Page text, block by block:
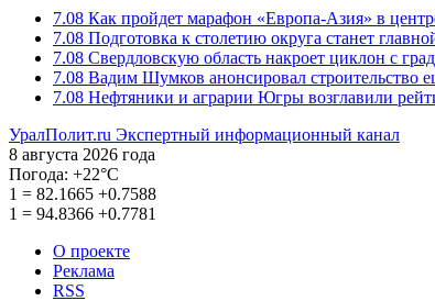
7.08 Как пройдет марафон «Европа-Азия» в
7.08 Подготовка к столетию округа станет
7.08 Свердловскую область накроет циклон с
7.08 Вадим Шумков анонсировал строительство
7.08 Нефтяники и аграрии Югры возглавили
УралПолит.ru Экспертный информационный канал
8 августа 2026 года
Погода: +22°С
1 = 82.1665 +0.7588
1 = 94.8366 +0.7781
О проекте
Реклама
RSS